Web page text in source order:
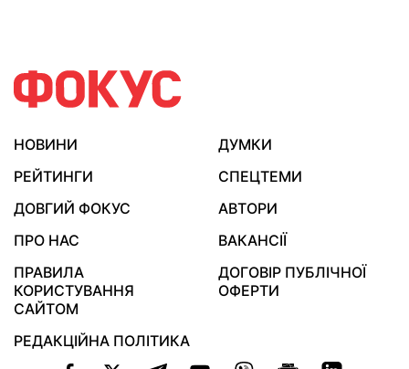
НОВИНИ
ДУМКИ
РЕЙТИНГИ
СПЕЦТЕМИ
ДОВГИЙ ФОКУС
АВТОРИ
ПРО НАС
ВАКАНСІЇ
ПРАВИЛА
КОРИСТУВАННЯ
САЙТОМ
ДОГОВІР ПУБЛІЧНОЇ
ОФЕРТИ
РЕДАКЦІЙНА ПОЛІТИКА